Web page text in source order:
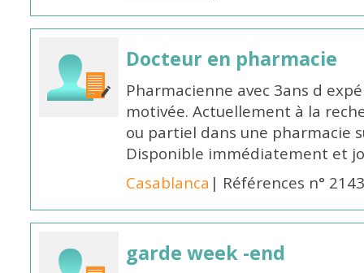
Docteur en pharmacie
Pharmacienne avec 3ans d
motivée. Actuellement à la
ou partiel dans une pharmacie
Disponible immédiatement et
Casablanca | Références n°
garde week -end